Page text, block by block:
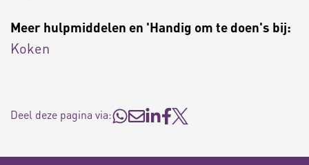
Meer hulpmiddelen en 'Handig om te doen's bij:
Koken
Deel deze pagina via: